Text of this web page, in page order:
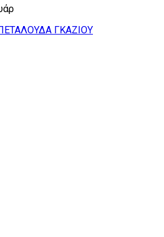
ΓΚΑΖΙΟΥ